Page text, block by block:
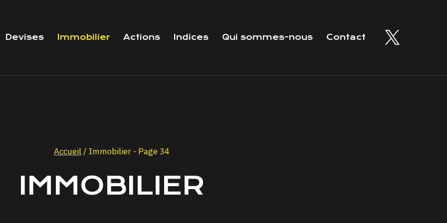
Devises Immobilier Actions Indices Qui sommes-nous Contact
Accueil/ Immobilier - Page 34
IMMOBILIER